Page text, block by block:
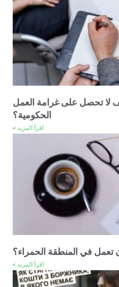
لا تحصل على غرامة العمل
الحكومية؟
اقرأ المزيد >
في المنطقة الحمراء؟
اقرأ المزيد >